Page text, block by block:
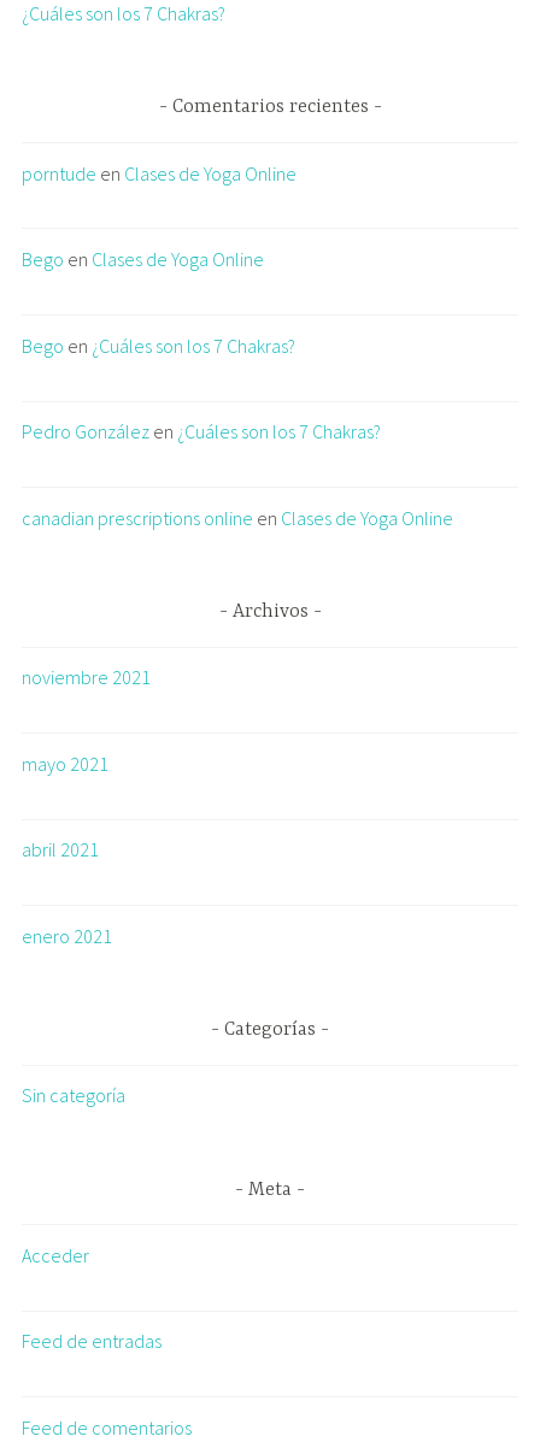
¿Cuáles son los 7 Chakras?
Comentarios recientes
porntude en Clases de Yoga Online
Bego en Clases de Yoga Online
Bego en ¿Cuáles son los 7 Chakras?
Pedro Gonzálezen ¿Cuáles son los 7 Chakras?
canadian prescriptions online en Clases de Yoga Online
Archivos
noviembre 2021
mayo 2021
abril 2021
enero 2021
Categorías
Sin categoría
Meta
Acceder
Feed de entradas
Feed de comentarios